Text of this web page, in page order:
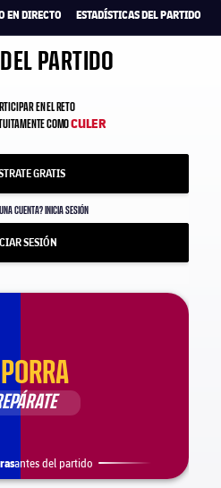
EN DIRECTO ESTADÍSTICAS DEL PARTIDO
PARTIDO
EN EL RETO
COMOCULER
GRATIS
CUENTA? INICIA SESIÓN
SESIÓN
PORRA
antes del partido